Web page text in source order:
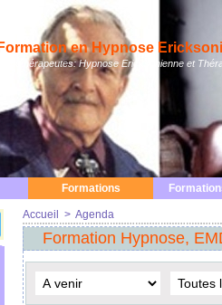
Formation en Hypnose
Hypnose Ericksonienne et
Formations
Accueil > Agenda
Formation Hypnose,